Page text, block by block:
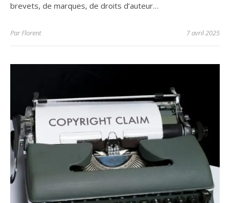
brevets, de marques, de droits d’auteur…
ParFlorent 7 avril 2025